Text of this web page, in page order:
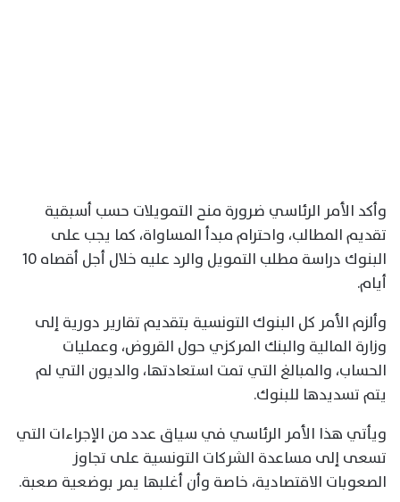
وأكد الأمر الرئاسي ضرورة منح التمويلات حسب أسبقية
تقديم المطالب، واحترام مبدأ المساواة، كما يجب على
البنوك دراسة مطلب التمويل والرد عليه خلال أجل أقصاه 10
أيام.
وألزم الأمر كل البنوك التونسية بتقديم تقارير دورية إلى
وزارة المالية والبنك المركزي حول القروض، وعمليات
الحساب، والمبالغ التي تمت استعادتها، والديون التي لم
يتم تسديدها للبنوك.
ويأتي هذا الأمر الرئاسي في سياق عدد من الإجراءات التي
تسعى إلى مساعدة الشركات التونسية على تجاوز
الصعوبات الاقتصادية، خاصة وأن أغلبها يمر بوضعية صعبة.